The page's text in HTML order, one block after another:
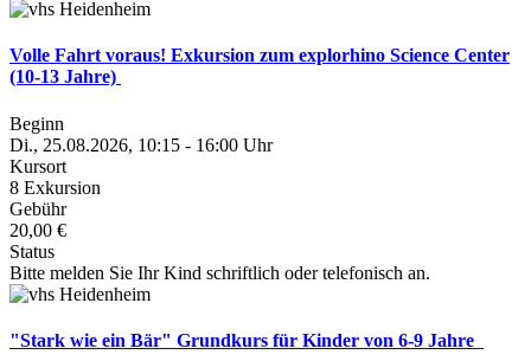
Volle Fahrt voraus! Exkursion zum explorhino Science Center
(10-13 Jahre)
Beginn
Di., 25.08.2026, 10:15 - 16:00 Uhr
Kursort
8 Exkursion
Gebühr
20,00 €
Status
Bitte melden Sie Ihr Kind schriftlich oder telefonisch an.
"Stark wie ein Bär" Grundkurs für Kinder von 6-9 Jahre